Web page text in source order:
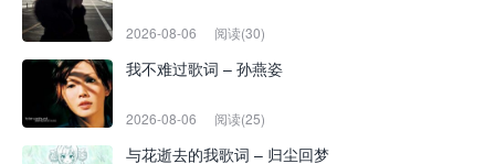
2026-08-06 阅读(30)
我不难过歌词 – 孙燕姿
2026-08-06 阅读(25)
与花逝去的我歌词 – 归尘回梦